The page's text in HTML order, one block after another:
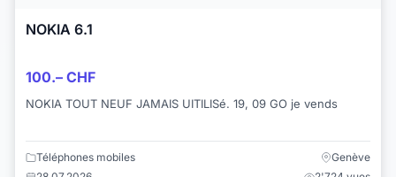
NOKIA 6.1
100.– CHF
NOKIA TOUT NEUF JAMAIS UITILISé. 19, 09 GO je vends
Téléphones mobiles
Genève